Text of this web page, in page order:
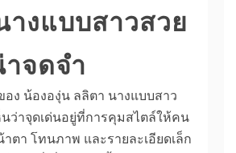
างแบบสาวสวย
จดจำ
ง น้ององุ่น ลลิตา นางแบบสาว
นว่าจุดเด่นอยู่ที่การคุมสไตล์ให้คน
ตา โทนภาพ และรายละเอียดเล็ก